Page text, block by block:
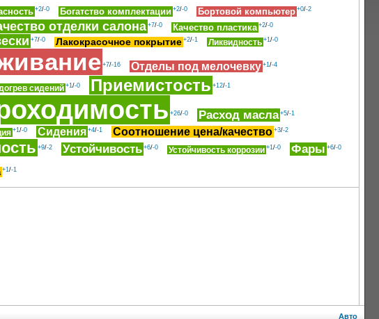
+2/-0 Богатство комплектации +2/-0 Бортовой компьютер +0/-2
отделки салона +7/-0 Качество пластика +2/-0
+7/-0 Лакокрасочное покрытие +2/-1 Ликвидность +1/-0
+7/-16 Отделы под мелочевку +1/-4
сидений+1/-0 Приемистость +12/-1
+26/-0 Расход масла +5/-1
+1/-0 Сидения +4/-1 Соотношение цена/качество +3/-2
+9/-2 Устойчивость +6/-0 Устойчивость коррозии +1/-0 Фары +6/-0
+1/-1
Авто